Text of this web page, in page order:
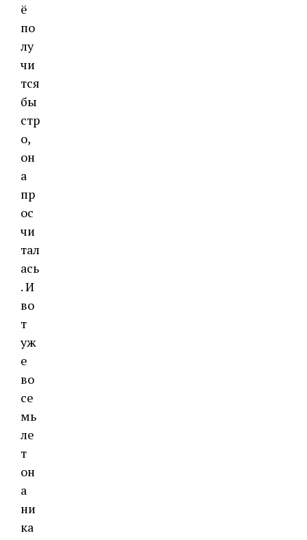
ё
по
лу
чи
тся
бы
стр
о,
он
а
пр
ос
чи
тал
ась
. И
во
т
уж
е
во
се
мь
ле
т
он
а
ни
ка